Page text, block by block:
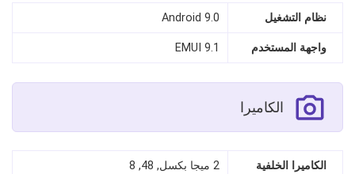
نظام التشغيل Android 9.0
واجهة المستخدم EMUI 9.1
الكاميرا
الكاميرا الخلفية 2 ميجا بكسل, 48, 8